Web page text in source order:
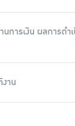
นการเงิน ผลการดำ
าน